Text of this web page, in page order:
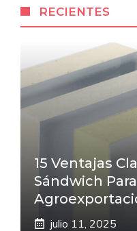
RECIENTES
15 Ventajas
Sándwich
julio 11, 2025